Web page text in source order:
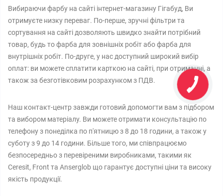
Вибираючи фарбу на сайті інтернет-магазину Гігабуд, Ви
отримуєте низку переваг. По-перше, зручні фільтри та
сортування на сайті дозволяють швидко знайти потрібний
товар, будь то фарба для зовнішніх робіт або фарба для
внутрішніх робіт. По-друге, у нас доступний широкий вибір
оплат: ви можете сплатити карткою на сайті, при отриманні, а
також за безготівковим розрахунком з ПДВ.
Наш контакт-центр завжди готовий допомогти вам з підбором
та вибором матеріалу. Ви можете отримати консультацію по
телефону з понеділка по п'ятницю з 8 до 18 години, а також у
суботу з 9 до 14 години. Більше того, ми співпрацюємо
безпосередньо з перевіреними виробниками, такими як
Ceresit, Front та Anserglob що гарантує доступні ціни та високу
якість продукції.